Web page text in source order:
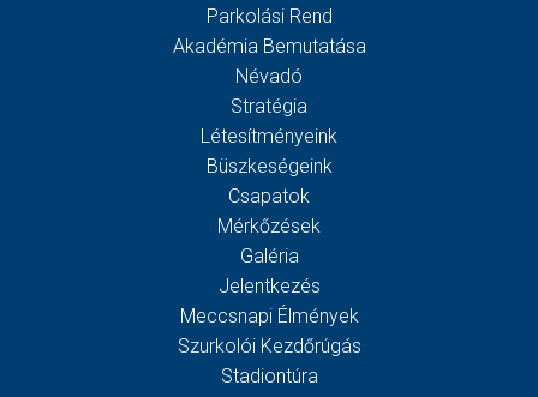
Parkolási Rend
Akadémia Bemutatása
Névadó
Stratégia
Létesítményeink
Büszkeségeink
Csapatok
Mérkőzések
Galéria
Jelentkezés
Meccsnapi Élmények
Szurkolói Kezdőrúgás
Stadiontúra